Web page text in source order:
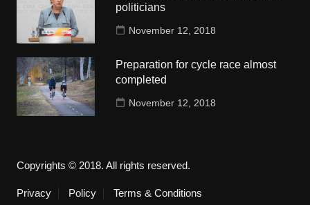
politicians
November 12, 2018
Preparation for cycle race almost
completed
November 12, 2018
Copyrights © 2018. All rights reserved.
Privacy Policy Terms & Conditions